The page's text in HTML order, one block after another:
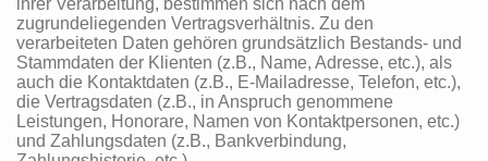
zugrundeliegenden Vertragsverhältnis. Zu den
verarbeiteten Daten gehören grundsätzlich Bestands- und
Stammdaten der Klienten (z.B., Name, Adresse, etc.), als
auch die Kontaktdaten (z.B., E-Mailadresse, Telefon, etc.),
die Vertragsdaten (z.B., in Anspruch genommene
Leistungen, Honorare, Namen von Kontaktpersonen, etc.)
und Zahlungsdaten (z.B., Bankverbindung,